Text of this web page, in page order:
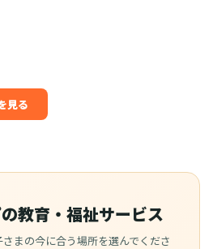
見る
教育・福祉サービス
まの今に合う場所を選んでくださ